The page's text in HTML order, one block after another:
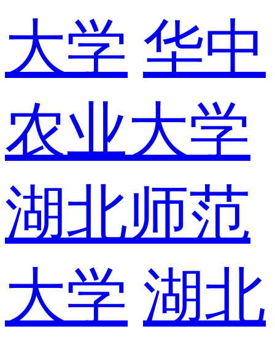
大学 华中
农业大学
湖北师范
大学 湖北